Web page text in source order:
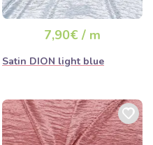
7,90€ / m
Satin DION light blue